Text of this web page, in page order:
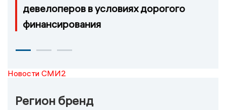
девелоперов в условиях дорогого
финансирования
Новости СМИ2
Регион бренд